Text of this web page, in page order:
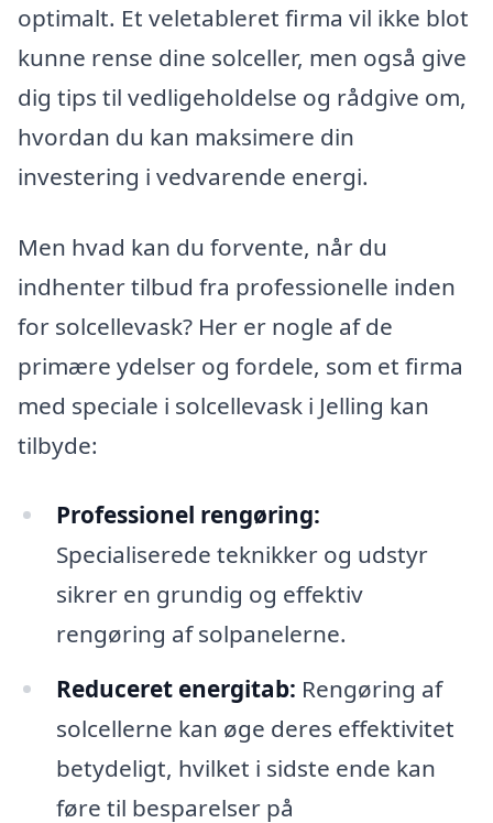
optimalt. Et veletableret firma vil ikke blot
kunne rense dine solceller, men også give
dig tips til vedligeholdelse og rådgive om,
hvordan du kan maksimere din
investering i vedvarende energi.
Men hvad kan du forvente, når du
indhenter tilbud fra professionelle inden
for solcellevask? Her er nogle af de
primære ydelser og fordele, som et firma
med speciale i solcellevask i Jelling kan
tilbyde:
Professionel rengøring:
Specialiserede teknikker og udstyr
sikrer en grundig og effektiv
rengøring af solpanelerne.
Reduceret energitab: Rengøring af
solcellerne kan øge deres effektivitet
betydeligt, hvilket i sidste ende kan
føre til besparelser på